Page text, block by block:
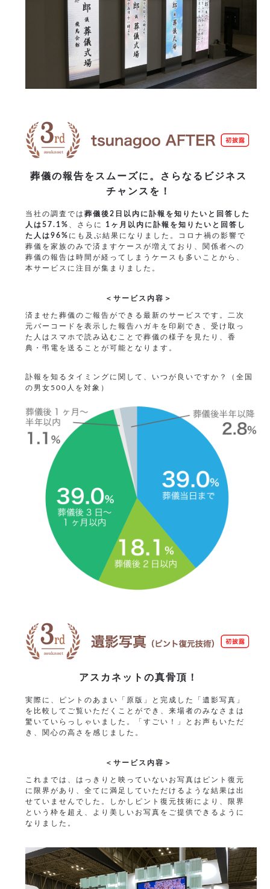
葬儀の報告をスムーズに。さらなるビジネス
チャンスを！
当社の調査では葬儀後2日以内に訃報を知りたいと回答した
人は57.1% 、さらに 1ヶ月以内に訃報を知りたいと回答し
た人は96% にも及ぶ結果になりました。コロナ禍の影響で
葬儀を家族のみで済ますケースが増えており、関係者への
葬儀の報告は時間が経ってしまうケースも多いことから、
本サービスに注目が集まりました。
＜サービス内容＞
済ませた葬儀のご報告ができる最新のサービスです。二次
元バーコードを表示した報告ハガキを印刷でき、受け取っ
た人はスマホで読み込むことで葬儀の様子を見たり、香
典・弔電を送ることが可能となります。
訃報を知るタイミングに関して、いつが良いですか？（全国
の男女500人を対象）
アスカネットの真骨頂！
実際に、ピントのあまい「原版」と完成した「遺影写真」
を比較してご覧いただくことができ、来場者のみなさまは
驚いていらっしゃいました。「すごい！」とお声もいただ
き、関心の高さを感じました。
＜サービス内容＞
これまでは、はっきりと映っていないお写真はピント復元
に限界があり、全てに満足していただけるような結果は出
せていませんでした。しかしピント復元技術により、限界
という枠を超え、より美しいお写真をご提供できるように
なりました。